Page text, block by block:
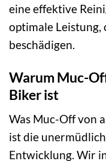
eine effektive
optimale Leistung,
beschädigen.
Warum Muc-
Biker ist
Was Muc-Off von
ist die
Entwicklung. Wir